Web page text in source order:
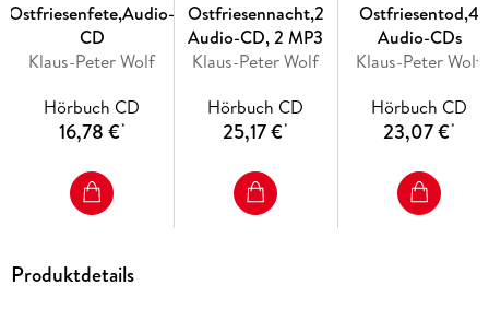
Ostfriesenfete,Audio-
CD
Klaus-Peter Wolf
Hörbuch CD
16,78 €*
Ostfriesennacht,2
Audio-CD, 2 MP3
Klaus-Peter Wolf
Hörbuch CD
25,17 €*
Ostfriesentod,4
Audio-CDs
Klaus-Peter Wolf
Hörbuch CD
23,07 €*
Produktdetails